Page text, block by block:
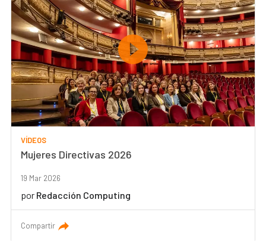
VÍDEOS
Mujeres Directivas 2026
19 Mar 2026
por Redacción Computing
Compartir